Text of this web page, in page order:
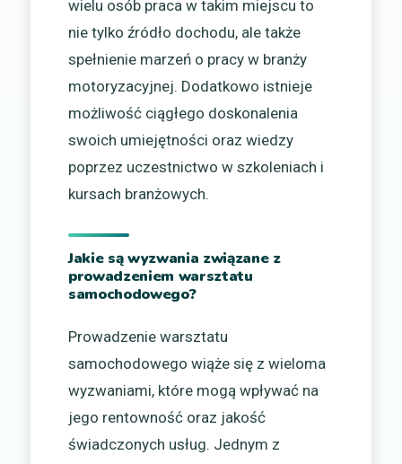
wielu osób praca w takim miejscu to
nie tylko źródło dochodu, ale także
spełnienie marzeń o pracy w branży
motoryzacyjnej. Dodatkowo istnieje
możliwość ciągłego doskonalenia
swoich umiejętności oraz wiedzy
poprzez uczestnictwo w szkoleniach i
kursach branżowych.
Jakie są wyzwania związane z
prowadzeniem warsztatu
samochodowego?
Prowadzenie warsztatu
samochodowego wiąże się z wieloma
wyzwaniami, które mogą wpływać na
jego rentowność oraz jakość
świadczonych usług. Jednym z